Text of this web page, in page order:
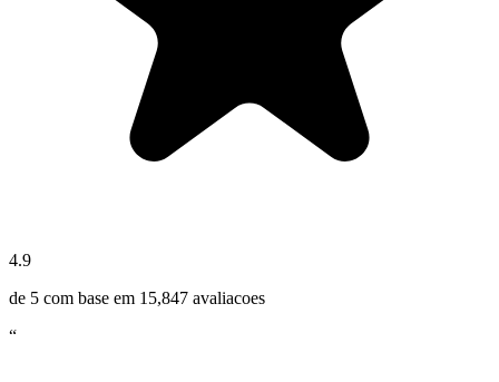
4.9
de 5 com base em 15,847 avaliacoes
“